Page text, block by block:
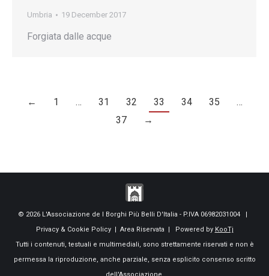
Umbria 19 December 2017
Forgiata dalle acque
← 1 … 31 32 33 34 35
…
37
→
© 2026 L'Associazione de I Borghi Più Belli D'Italia - P.IVA 06982031004 |
Privacy & Cookie Policy| Area Riservata | Powered by KooTj
Tutti i contenuti, testuali e multimediali, sono strettamente riservati e non è
permessa la riproduzione, anche parziale, senza esplicito consenso scritto